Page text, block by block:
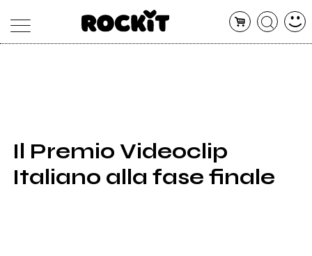
SHOP
RADIO
Il Premio Videoclip
Italiano alla fase finale